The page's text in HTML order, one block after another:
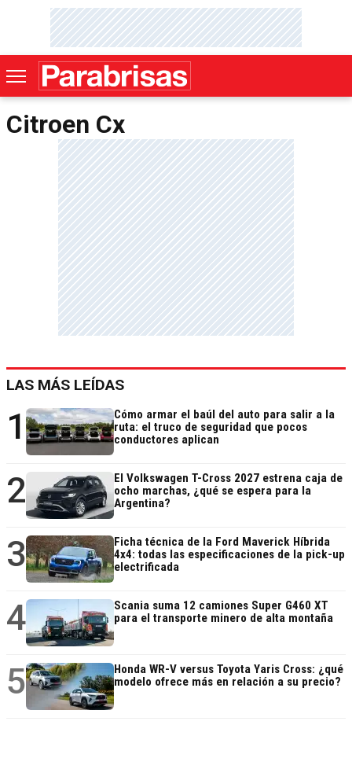
Citroen Cx
LAS MÁS LEÍDAS
1
Cómo armar el baúl del auto para salir a la
ruta: el truco de seguridad que pocos
conductores aplican
2
El Volkswagen T-Cross 2027 estrena caja de
ocho marchas, ¿qué se espera para la
Argentina?
3
Ficha técnica de la Ford Maverick Híbrida
4x4: todas las especificaciones de la pick-up
electrificada
4
Scania suma 12 camiones Super G460 XT
para el transporte minero de alta montaña
5
Honda WR-V versus Toyota Yaris Cross: ¿qué
modelo ofrece más en relación a su precio?